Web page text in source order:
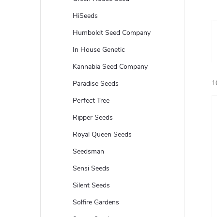
HiSeeds
Humboldt Seed Company
In House Genetic
Kannabia Seed Company
Paradise Seeds
Perfect Tree
Ripper Seeds
Royal Queen Seeds
Seedsman
Sensi Seeds
Silent Seeds
Solfire Gardens
a